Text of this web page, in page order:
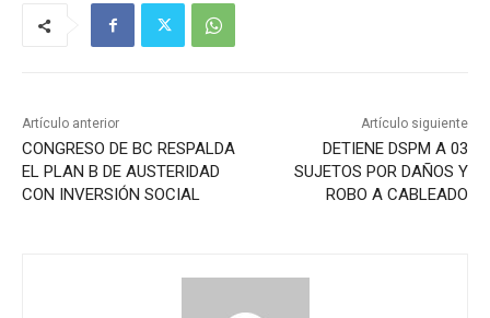
Artículo anterior
CONGRESO DE BC RESPALDA
EL PLAN B DE AUSTERIDAD
CON INVERSIÓN SOCIAL
Artículo siguiente
DETIENE DSPM A 03
SUJETOS POR DAÑOS Y
ROBO A CABLEADO